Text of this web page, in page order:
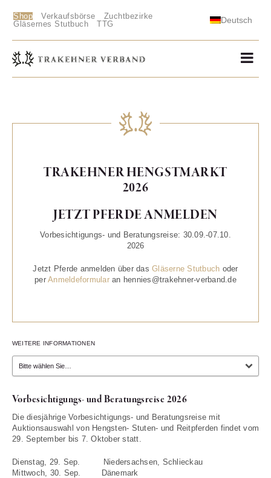
Shop Verkaufsbörse
Zuchtbezirke
Gläsernes Stutbuch
TTG Deutsch
TRAKEHNER HENGSTMARKT
2026
JETZT PFERDE ANMELDEN
Vorbesichtigungs- und Beratungsreise: 30.09.-07.10.
2026
Jetzt Pferde anmelden über dasGläserne Stutbuch oder
perAnmeldeformularan hennies@trakehner-verband.de
WEITERE INFORMATIONEN
Vorbesichtigungs- und Beratungsreise 2026
Die diesjährige Vorbesichtigungs- und Beratungsreise mit
Auktionsauswahl von Hengsten- Stuten- und Reitpferden findet vom
29. September bis 7. Oktober statt.
Dienstag, 29. Sep. Niedersachsen, Schlieckau
Mittwoch, 30. Sep. Dänemark